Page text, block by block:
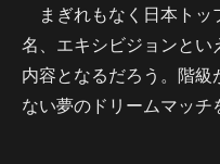
まぎれもなく日本トッ
名、エキシビジョンと
内容となるだろう。階
ない夢のドリームマッチ